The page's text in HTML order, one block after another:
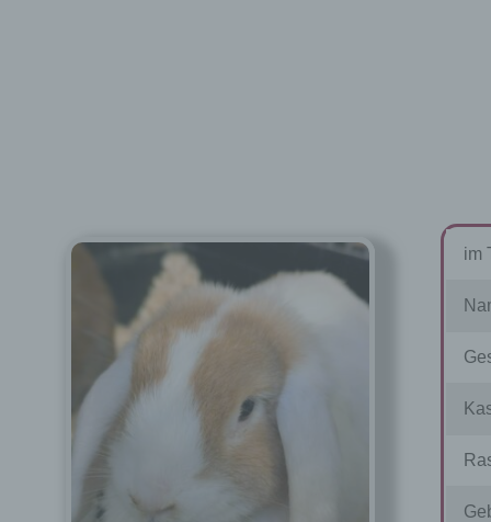
im